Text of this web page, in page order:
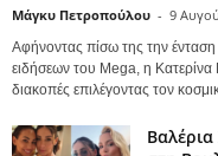
Μάγκυ Πετροπούλου - 9
Αφήνοντας πίσω της την ένταση
ειδήσεων του Mega, η Κατερίνα
διακοπές επιλέγοντας τον